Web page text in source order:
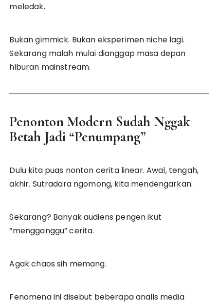
meledak.
Bukan gimmick. Bukan eksperimen niche lagi.
Sekarang malah mulai dianggap masa depan
hiburan mainstream.
Penonton Modern Sudah Nggak
Betah Jadi “Penumpang”
Dulu kita puas nonton cerita linear. Awal, tengah,
akhir. Sutradara ngomong, kita mendengarkan.
Sekarang? Banyak audiens pengen ikut
“mengganggu” cerita.
Agak chaos sih memang.
Fenomena ini disebut beberapa analis media